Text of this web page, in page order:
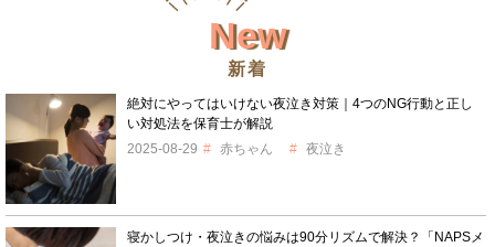
New
新着
絶対にやってはいけない夜泣き対策｜4つのNG行動と正し
い対処法を保育士が解説
2025-08-29
赤ちゃん 夜泣き
寝かしつけ・夜泣きの悩みは90分リズムで解決？「NAPSメ